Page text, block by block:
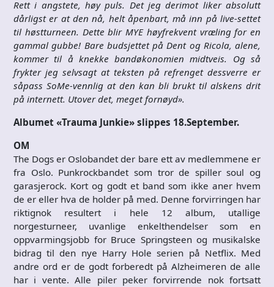
Rett i angstete, høy puls. Det jeg derimot liker absolutt
dårligst er at den nå, helt åpenbart, må inn på live-settet
til høstturneen. Dette blir MYE høyfrekvent vræling for en
gammal gubbe! Bare budsjettet på Dent og Ricola, alene,
kommer til å knekke bandøkonomien midtveis. Og så
frykter jeg selvsagt at teksten på refrenget dessverre er
såpass SoMe-vennlig at den kan bli brukt til alskens drit
på internett. Utover det, meget fornøyd».
Albumet «Trauma Junkie» slippes 18.September.
OM
The Dogs er Oslobandet der bare ett av medlemmene er
fra Oslo. Punkrockbandet som tror de spiller soul og
garasjerock. Kort og godt et band som ikke aner hvem
de er eller hva de holder på med. Denne forvirringen har
riktignok resultert i hele 12 album, utallige
norgesturneer, uvanlige enkelthendelser som en
oppvarmingsjobb for Bruce Springsteen og musikalske
bidrag til den nye Harry Hole serien på Netflix. Med
andre ord er de godt forberedt på Alzheimeren de alle
har i vente. Alle piler peker forvirrende nok fortsatt